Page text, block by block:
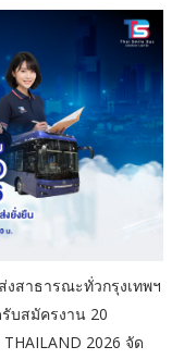
สาธารณะทั่วกรุงเทพฯ
บสมัครงาน 20
2026 จัด